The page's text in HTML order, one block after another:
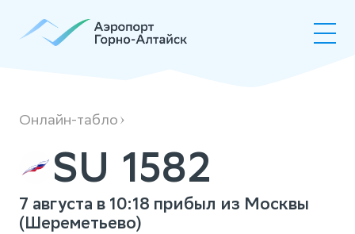
SU1582
Онлайн-табло
SU 1582
7 августа в 10:18 прибыл из Москвы
(Шереметьево)